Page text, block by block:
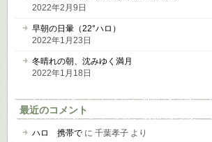
2022年2月9日
早朝の日暈（22°ハロ）
2022年1月23日
冬晴れの朝、沈みゆく満月
2022年1月18日
最近のコメント
ハロ 携帯で に 千葉孝子 より